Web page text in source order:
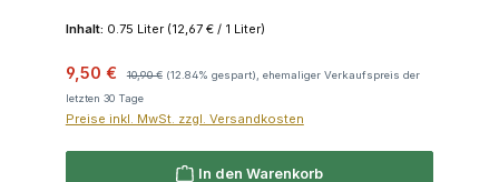
Inhalt: 0.75 Liter (12,67 € / 1 Liter)
Verkaufspreis:
9,50 € Regulärer Preis:
10,90 € (12.84% gespart), ehemaliger Verkaufspreis der
letzten 30 Tage
Preise inkl. MwSt. zzgl. Versandkosten
In den Warenkorb